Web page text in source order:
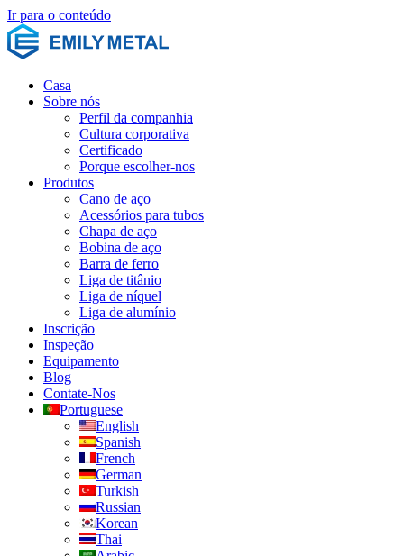
Ir para o conteúdo
Casa
Sobre nós
Perfil da companhia
Cultura corporativa
Certificado
Porque escolher-nos
Produtos
Cano de aço
Acessórios para tubos
Chapa de aço
Bobina de aço
Barra de ferro
Liga de titânio
Liga de níquel
Liga de alumínio
Inscrição
Inspeção
Equipamento
Blog
Contate-Nos
Portuguese
English
Spanish
French
German
Turkish
Russian
Korean
Thai